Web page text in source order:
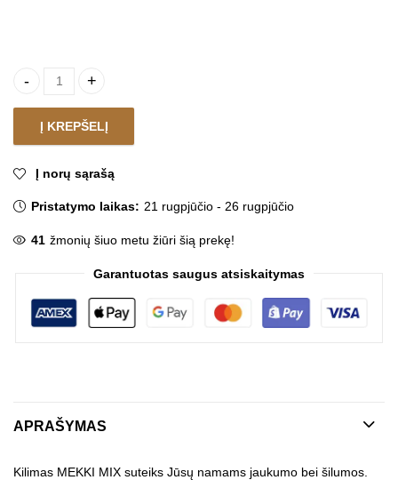
Kilimas MEKKI MIX quantity
Į KREPŠELĮ
Į norų sąrašą
Pristatymo laikas: 21 rugpjūčio - 26 rugpjūčio
41 žmonių šiuo metu žiūri šią prekę!
Garantuotas saugus atsiskaitymas
APRAŠYMAS
Kilimas MEKKI MIX suteiks Jūsų namams jaukumo bei šilumos.